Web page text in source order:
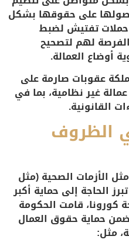
على حقوقها بشكل
حملات تفتيش لضبط
الفرصة لهم لتصحيح
أوضاع العمالة.
عقوبات صارمة على
غير نظامية، بما في
القانونية.
الظروف
الأزمات الصحية (مثل
الحاجة إلى حماية أكبر
كورونا، قامت الحكومة
حماية حقوق العمال
مثل: